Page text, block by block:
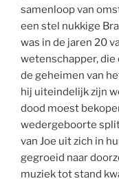
samenloop van
een stel nukkige
was in de jaren 20
wetenschapper,
de geheimen van
hij uiteindelijk zijn
dood moest
wedergeboorte
van Joe uit zich in
gegroeid naar
muziek tot stand